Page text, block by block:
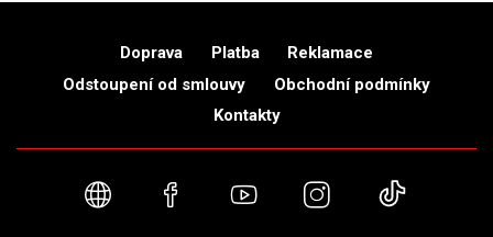
Doprava Platba
Reklamace
Odstoupení od smlouvy
Obchodní podmínky
Kontakty
Webové stránky
FacebookYouTubeInstagram